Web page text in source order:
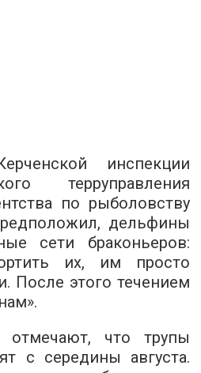
инспекции
терруправления
по рыболовству
дельфины
сети браконьеров:
их, им просто
После этого течением
что трупы
с середины августа.